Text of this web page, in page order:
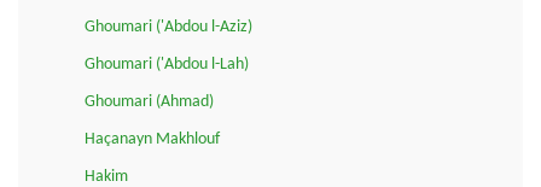
Ghoumari ('Abdou l-Aziz)
Ghoumari ('Abdou l-Lah)
Ghoumari (Ahmad)
Haçanayn Makhlouf
Hakim